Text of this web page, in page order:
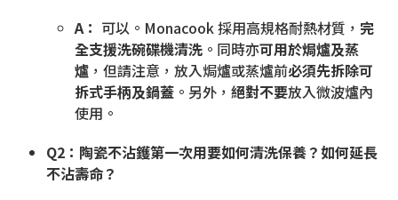
A： 可以。Monacook 採用高規格耐熱材質， 完
全支援洗碗碟機清洗 。同時亦可用於焗爐及蒸
爐 ，但請注意，放入焗爐或蒸爐前必須先拆除可
拆式手柄及鍋蓋 。另外， 絕對不要放入微波爐內
使用。
Q2：陶瓷不沾鑊第一次用要如何清洗保養？如何延長
不沾壽命？